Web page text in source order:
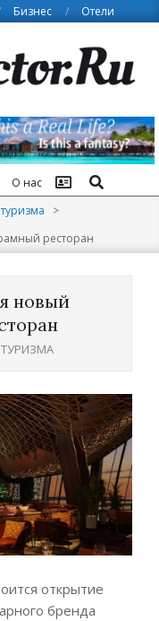
Бизнес Отели
О нас Поиск
>
ресторан
новый
открытие
бренда